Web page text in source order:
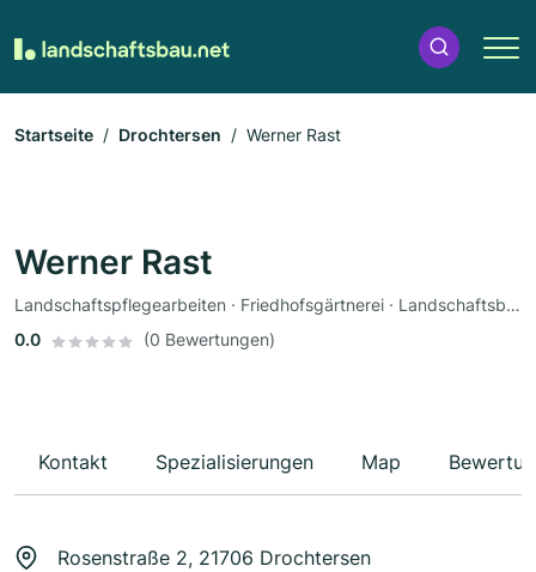
Startseite Drochtersen Werner Rast
Werner Rast
Landschaftspflegearbeiten · Friedhofsgärtnerei · Landschaftsbau
0.0
(0 Bewertungen)
Kontakt Spezialisierungen Map
Rosenstraße 2, 21706 Drochtersen